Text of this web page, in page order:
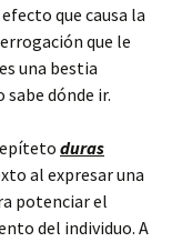
que causa la
que le
una bestia
dónde ir.
duras
al expresar una
potenciar el
del individuo. A